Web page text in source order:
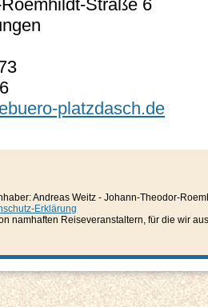
Straße 6
platzdasch.de
Andreas Weitz - Johann-Theodor-
Erklärung
namhaften Reiseveranstaltern, für die wir